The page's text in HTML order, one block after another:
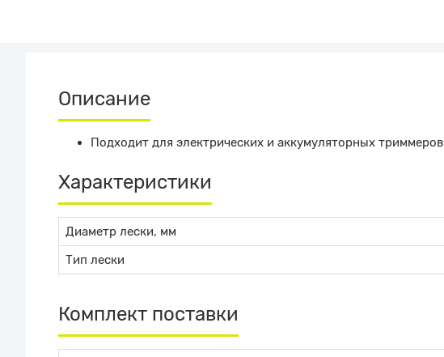
Описание
Подходит для электрических и аккумуляторных триммеров
Характеристики
Диаметр лески, мм
Тип лески
Комплект поставки